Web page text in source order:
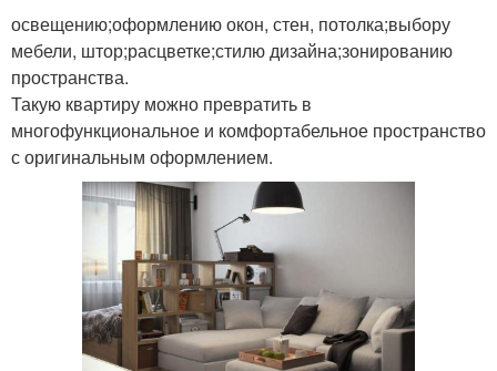
освещению;оформлению окон, стен, потолка;выбору
мебели, штор;расцветке;стилю дизайна;зонированию
пространства.
Такую квартиру можно превратить в
многофункциональное и комфортабельное пространство
с оригинальным оформлением.